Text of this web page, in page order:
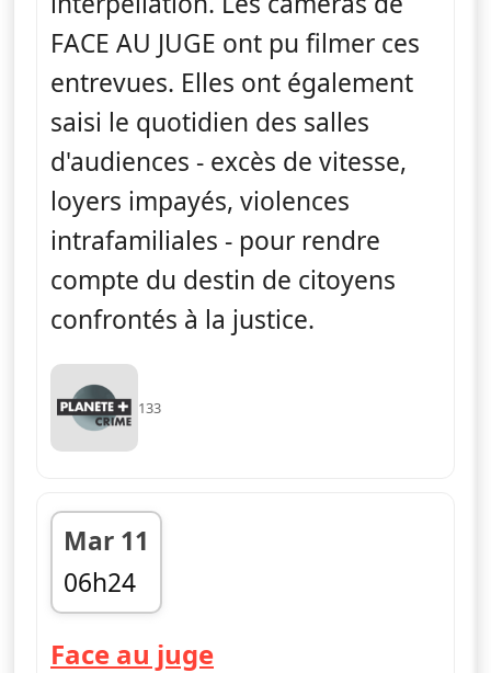
FACE AU JUGE ont pu filmer ces
entrevues. Elles ont également
saisi le quotidien des salles
d'audiences - excès de vitesse,
loyers impayés, violences
intrafamiliales - pour rendre
compte du destin de citoyens
confrontés à la justice.
133
Mar 11
06h24
fin 06h50
Face au juge— Face au juge